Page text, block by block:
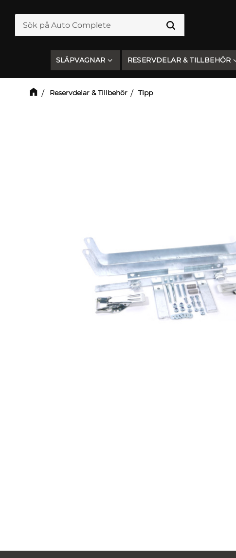
SLÄPVAGNAR RESERVDELAR & TILLBEHÖR
Reservdelar & Tillbehör Tipp